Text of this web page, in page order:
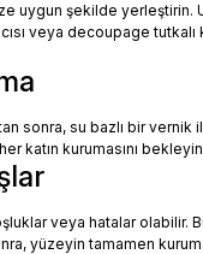
uygun şekilde yerleştirin.
veya decoupage tutkalı
sonra, su bazlı bir vernik
katın kurumasını
veya hatalar
yüzeyin tamamen